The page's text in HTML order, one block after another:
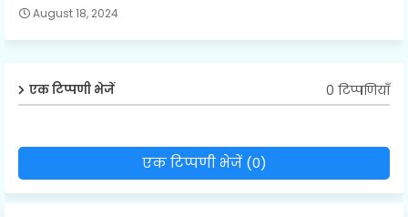
August 18, 2024
एक टिप्पणी भेजें 0 टिप्पणियाँ
एक टिप्पणी भेजें (0)